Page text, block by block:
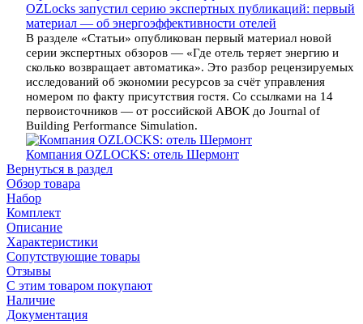
OZLocks запустил серию экспертных публикаций: первый
материал — об энергоэффективности отелей
В разделе «Статьи» опубликован первый материал новой
серии экспертных обзоров — «Где отель теряет энергию и
сколько возвращает автоматика». Это разбор рецензируемых
исследований об экономии ресурсов за счёт управления
номером по факту присутствия гостя. Со ссылками на 14
первоисточников — от российской АВОК до Journal of
Building Performance Simulation.
Компания OZLOCKS: отель Шермонт
Вернуться в раздел
Обзор товара
Набор
Комплект
Описание
Характеристики
Сопутствующие товары
Отзывы
С этим товаром покупают
Наличие
Документация